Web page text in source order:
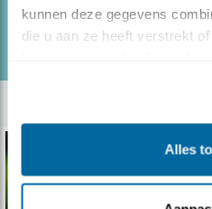
kunnen deze gegevens
die u aan ze heeft verstrekt
Alles
lees meer
Door Hans Peeters